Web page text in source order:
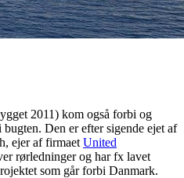
2011) kom også forbi og
Den er efter sigende ejet af
ejer af firmaet United
rørledninger og har fx lavet
som går forbi Danmark.